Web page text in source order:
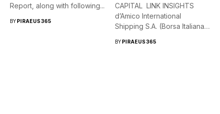
Report, along with following...
BYPIRAEUS365
CAPITAL LINK INSIGHTS
d’Amico International
Shipping S.A. (Borsa Italiana:
BYPIRAEUS365